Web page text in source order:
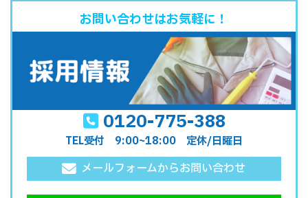
お問い合わせはお気軽に！
0120-775-388
TEL受付 9:00~18:00 定休/日曜日
メールフォームからお問い合わせ